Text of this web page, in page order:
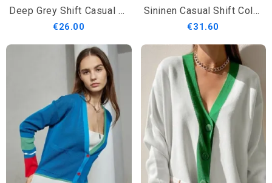
Deep Grey Shift Casual Knit Takki
€26.00
Sininen Casual Shift Color-Block Villapaita
€31.60